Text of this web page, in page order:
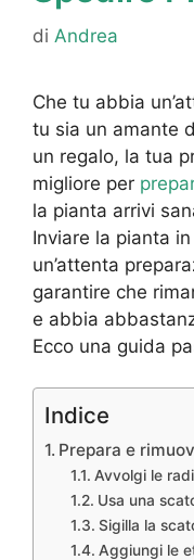
di Andrea
Che tu abbia
tu sia un amante
un regalo, la tua
migliore per
la pianta arrivi
Inviare la pianta
un’attenta
garantire che
e abbia
Ecco una guida
Indice
Prepara e
Avvolgi le
Usa una
Sigilla la
Aggiungi le